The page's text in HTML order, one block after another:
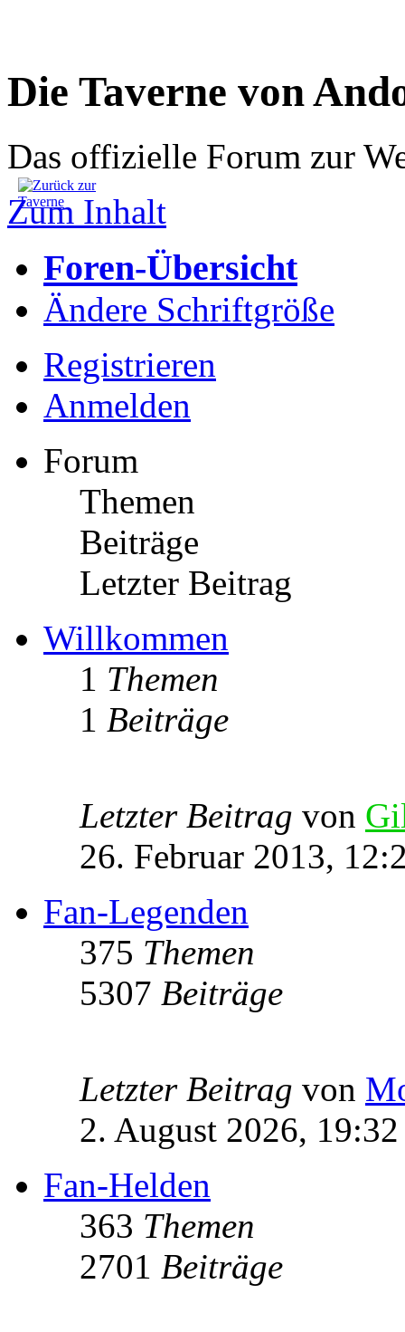
Die Taverne von
Das offizielle Forum zur
Zum Inhalt
Foren-Übersicht
Ändere Schriftgröße
Registrieren
Anmelden
Forum
Themen
Beiträge
Letzter Beitrag
Willkommen
1 Themen
1 Beiträge
Letzter Beitrag von
26. Februar 2013,
Fan-Legenden
375 Themen
5307 Beiträge
Letzter Beitrag von
2. August 2026, 19:32
Fan-Helden
363 Themen
2701 Beiträge